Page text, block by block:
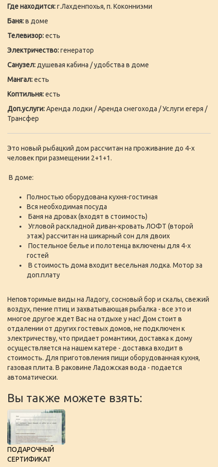
Где находится:г.Лахденпохья, п. Коконниэми
Баня:в доме
Телевизор:есть
Электричество:генератор
Санузел: душевая кабина / удобства в доме
Мангал:есть
Коптильня:есть
Доп.услуги:Аренда лодки / Аренда снегохода / Услуги егеря /
Трансфер
Это новый рыбацкий дом рассчитан на проживание до 4-х
человек при размещении 2+1+1.
В доме:
Полностью оборудована кухня-гостиная
Вся необходимая посуда
Баня на дровах (входят в стоимость)
Угловой раскладной диван-кровать ЛОФТ (второй
этаж) рассчитан на шикарный сон для двоих
Постельное белье и полотенца включены для 4-х
гостей
В стоимость дома входит весельная лодка. Мотор за
доп.плату
Неповторимые виды на Ладогу, сосновый бор и скалы, свежий
воздух, пение птиц и захватывающая рыбалка - все это и
многое другое ждет Вас на отдыхе у нас! Дом стоит в
отдалении от других гостевых домов, не подключен к
электричеству, что придает романтики, доставка к дому
осуществляется на нашем катере - доставка входит в
стоимость. Для приготовления пищи оборудованная кухня,
газовая плита. В раковине Ладожская вода - подается
автоматически.
Вы также можете взять:
ПОДАРОЧНЫЙ
СЕРТИФИКАТ